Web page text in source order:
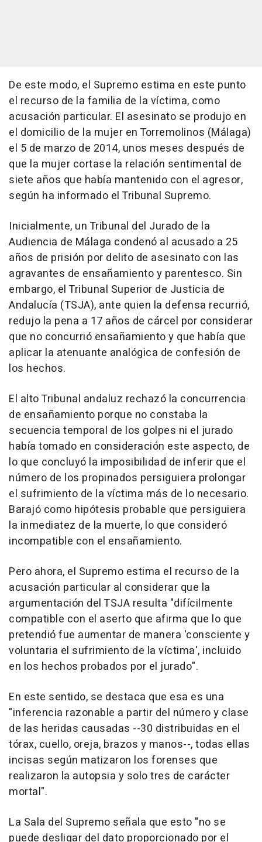
De este modo, el Supremo estima en este punto
el recurso de la familia de la víctima, como
acusación particular. El asesinato se produjo en
el domicilio de la mujer en Torremolinos (Málaga)
el 5 de marzo de 2014, unos meses después de
que la mujer cortase la relación sentimental de
siete años que había mantenido con el agresor,
según ha informado el Tribunal Supremo.
Inicialmente, un Tribunal del Jurado de la
Audiencia de Málaga condenó al acusado a 25
años de prisión por delito de asesinato con las
agravantes de ensañamiento y parentesco. Sin
embargo, el Tribunal Superior de Justicia de
Andalucía (TSJA), ante quien la defensa recurrió,
redujo la pena a 17 años de cárcel por considerar
que no concurrió ensañamiento y que había que
aplicar la atenuante analógica de confesión de
los hechos.
El alto Tribunal andaluz rechazó la concurrencia
de ensañamiento porque no constaba la
secuencia temporal de los golpes ni el jurado
había tomado en consideración este aspecto, de
lo que concluyó la imposibilidad de inferir que el
número de los propinados persiguiera prolongar
el sufrimiento de la víctima más de lo necesario.
Barajó como hipótesis probable que persiguiera
la inmediatez de la muerte, lo que consideró
incompatible con el ensañamiento.
Pero ahora, el Supremo estima el recurso de la
acusación particular al considerar que la
argumentación del TSJA resulta "difícilmente
compatible con el aserto que afirma que lo que
pretendió fue aumentar de manera 'consciente y
voluntaria el sufrimiento de la víctima', incluido
en los hechos probados por el jurado".
En este sentido, se destaca que esa es una
"inferencia razonable a partir del número y clase
de las heridas causadas --30 distribuidas en el
tórax, cuello, oreja, brazos y manos--, todas ellas
incisas según matizaron los forenses que
realizaron la autopsia y solo tres de carácter
mortal".
La Sala del Supremo señala que esto "no se
puede desligar del dato proporcionado por el